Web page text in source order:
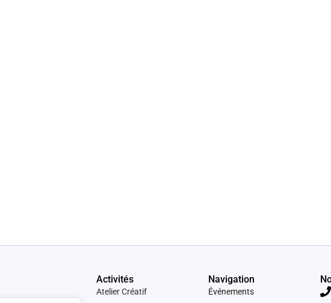
Activités
Atelier Créatif
Navigation
Événements